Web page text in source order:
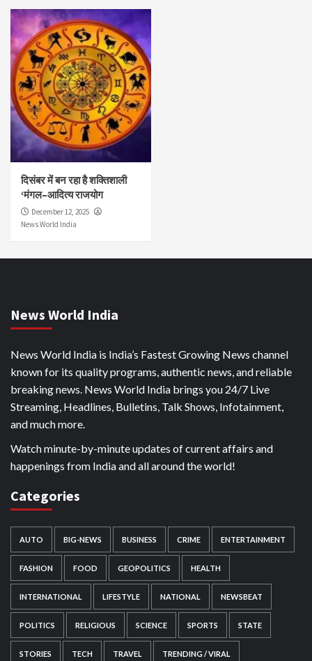
दिसंबर में बन रहा है शक्तिशाली
‘मंगल–आदित्य राजयोग
December 12, 2025
News World India
News World India
News World India is India’s Fastest Growing News channel
known for its quality programs, authentic news, and reliable
breaking news. News World India brings you 24/7 Live
Streaming, Headlines, Bulletins, Talk Shows, Infotainment,
and much more.
Watch minute-by-minute updates of current affairs and
happenings from India and all around the world!
Categories
AUTO BIG-NEWS BUSINESS CRIME ENTERTAINMENT
FASHION FOOD GEOPOLITICS HEALTH
INTERNATIONAL LIFESTYLE NATIONAL NEWSBEAT
POLITICS RELIGIOUS SCIENCE SPORTS STATE
STORIES TECH TRAVEL TRENDING / VIRAL